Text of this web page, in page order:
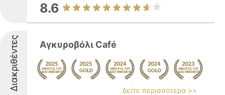
8.6
Διακριθέντες Αγκυροβόλι Café
Δείτε περισσότερα >>